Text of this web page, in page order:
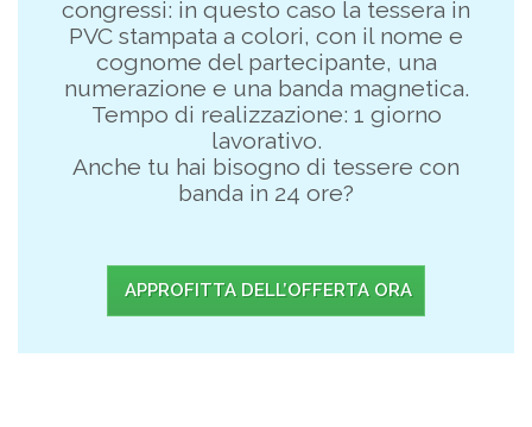
congressi: in questo caso la tessera in
PVC stampata a colori, con il nome e
cognome del partecipante, una
numerazione e una banda magnetica.
Tempo di realizzazione: 1 giorno
lavorativo.
Anche tu hai bisogno di tessere con
banda in 24 ore?
APPROFITTA DELL’OFFERTA ORA